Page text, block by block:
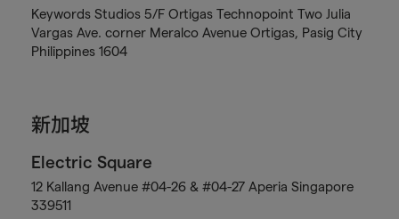
Keywords Studios 5/F Ortigas Technopoint Two Julia
Vargas Ave. corner Meralco Avenue Ortigas, Pasig City
Philippines 1604
新加坡
Electric Square
12 Kallang Avenue #04-26 & #04-27 Aperia Singapore
339511